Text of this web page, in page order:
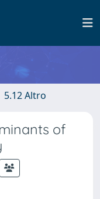
5.12 Altro
of